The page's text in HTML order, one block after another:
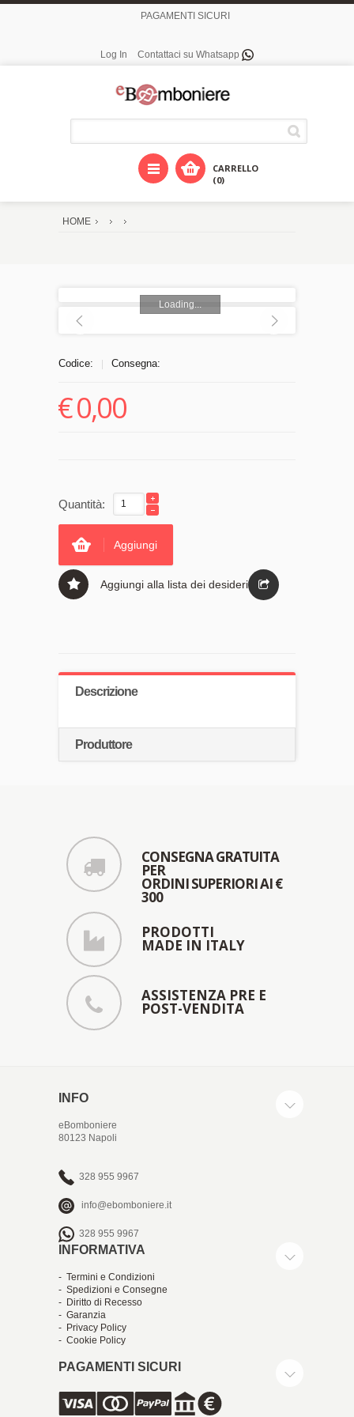
PAGAMENTI SICURI
Log In Contattaci su Whatsapp
CARRELLO
(0)
HOME
Loading...
Codice: Consegna:
€0,00
Quantità:
Aggiungi
Aggiungi alla lista dei desideri
Descrizione
Produttore
CONSEGNA GRATUITA
PER
ORDINI SUPERIORI AI €
300
PRODOTTI
MADE IN ITALY
ASSISTENZA PRE E
POST-VENDITA
INFO
eBomboniere
80123 Napoli
328 955 9967
info@ebomboniere.it
328 955 9967
INFORMATIVA
- Termini e Condizioni
- Spedizioni e Consegne
- Diritto di Recesso
- Garanzia
- Privacy Policy
- Cookie Policy
PAGAMENTI SICURI